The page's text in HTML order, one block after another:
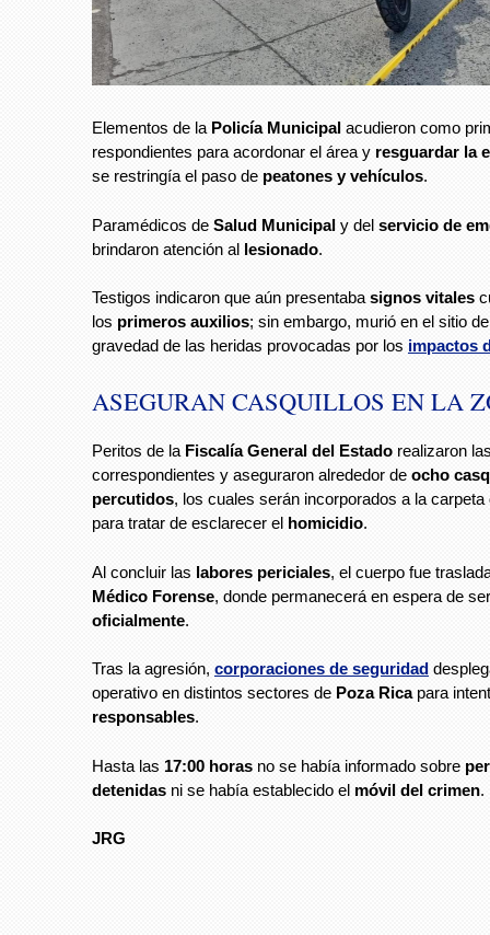
Elementos de la Policía Municipal acudieron como
respondientes para acordonar el área y resguardar la
se restringía el paso de peatones y vehículos.
Paramédicos de Salud Municipal y del servicio de
brindaron atención al lesionado.
Testigos indicaron que aún presentaba signos vitales
los primeros auxilios; sin embargo, murió en el sitio
gravedad de las heridas provocadas por los impactos
ASEGURAN CASQUILLOS EN LA
Peritos de la Fiscalía General del Estado realizaron
correspondientes y aseguraron alrededor de ocho
percutidos, los cuales serán incorporados a la
para tratar de esclarecer el homicidio.
Al concluir las labores periciales, el cuerpo fue
Médico Forense, donde permanecerá en espera de
oficialmente.
Tras la agresión, corporaciones de seguridad
operativo en distintos sectores de Poza Ricapara
responsables.
Hasta las 17:00 horas no se había informado sobre
detenidas ni se había establecido el móvil del crimen.
JRG